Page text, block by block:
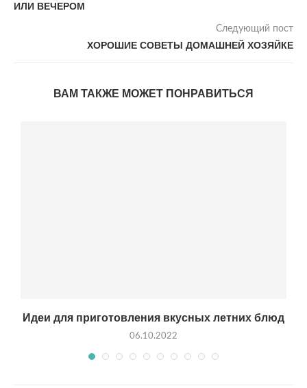
ИЛИ ВЕЧЕРОМ
Следующий пост
ХОРОШИЕ СОВЕТЫ ДОМАШНЕЙ ХОЗЯЙКЕ
ВАМ ТАКЖЕ МОЖЕТ ПОНРАВИТЬСЯ
Идеи для приготовления вкусных летних блюд
06.10.2022